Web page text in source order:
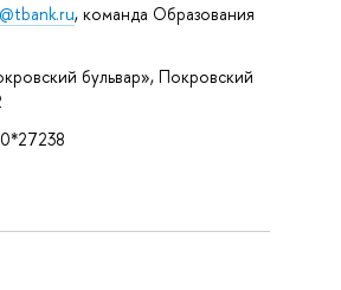
, команда Образования
бульвар», Покровский